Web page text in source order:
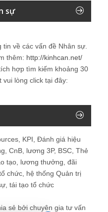
sự
tin về các vấn đề Nhân sự
thêm: http://kinhcan.net/
hợp tìm kiếm khoảng 30
vui lòng click tại đây:
KPI, Đánh giá hiệu
CnB, lương 3P, BSC, Thẻ
tạo, lương thưởng, đãi
chức, hệ thống Quản trị
tái tạo tổ chức
sẻ bởi chuyên gia tư vấn